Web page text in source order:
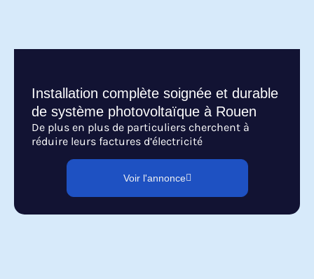
Installation complète soignée et durable
de système photovoltaïque à Rouen
De plus en plus de particuliers cherchent à
réduire leurs factures d’électricité
Voir l'annonce